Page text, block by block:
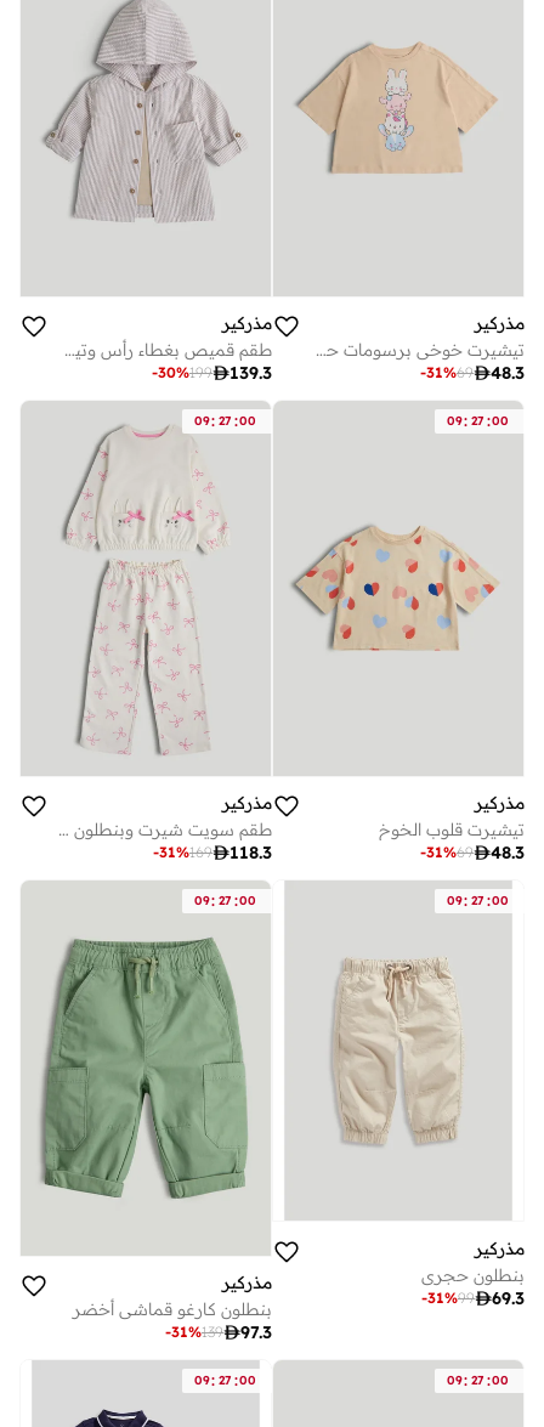
مذركير
تيشيرت خوخي برسومات حيوانات
48.3
69
-31%
مذركير
طقم قميص بغطاء رأس وتيشيرت
139.3
199
-30%
09: 27 :00
مذركير
تيشيرت قلوب الخوخ
48.3
69
-31%
09: 27 :00
مذركير
طقم سويت شيرت وبنطلون رياضي للأطفال بتصميم أرنب
118.3
169
-31%
09: 27 :00
مذركير
بنطلون حجري
69.3
99
-31%
09: 27 :00
مذركير
بنطلون كارغو قماشي أخضر
97.3
139
-31%
09: 27 :00
09: 27 :00